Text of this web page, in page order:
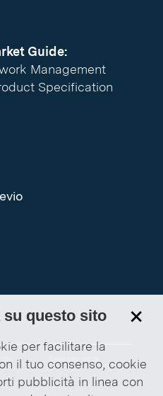
Guide:
Management
Specification
questo sito
per facilitare la
il tuo consenso, cookie
pubblicità in linea con
+